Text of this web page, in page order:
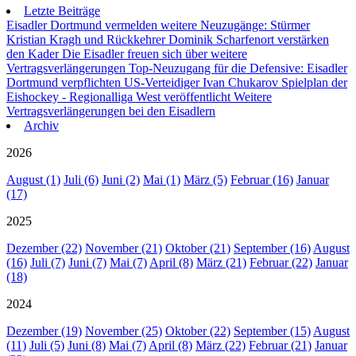
Letzte Beiträge
Eisadler Dortmund vermelden weitere Neuzugänge: Stürmer
Kristian Kragh und Rückkehrer Dominik Scharfenort verstärken
den KaderDie Eisadler freuen sich über weitere
Vertragsverlängerungen Top-Neuzugang für die Defensive: Eisadler
Dortmund verpflichten US-Verteidiger Ivan Chukarov Spielplan der
Eishockey - Regionalliga West veröffentlicht Weitere
Vertragsverlängerungen bei den Eisadlern
Archiv
2026
August (1) Juli (6) Juni (2) Mai (1) März (5) Februar (16) Januar
(17)
2025
Dezember (22) November (21) Oktober (21) September (16) August
(16) Juli (7) Juni (7) Mai (7) April (8) März (21) Februar (22) Januar
(18)
2024
Dezember (19) November (25) Oktober (22) September (15) August
(11) Juli (5) Juni (8) Mai (7) April (8) März (22) Februar (21) Januar